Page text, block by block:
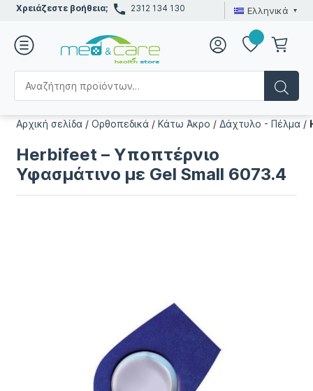
Χρειάζεστε βοήθεια; 2312 134 130 Ελληνικά
Αρχική σελίδα /Ορθοπεδικά /Κάτω Άκρο /Δάχτυλο - Πέλμα /
Herbifeet – Υποπτέρνιο
Υφασμάτινο με Gel Small 6073.4